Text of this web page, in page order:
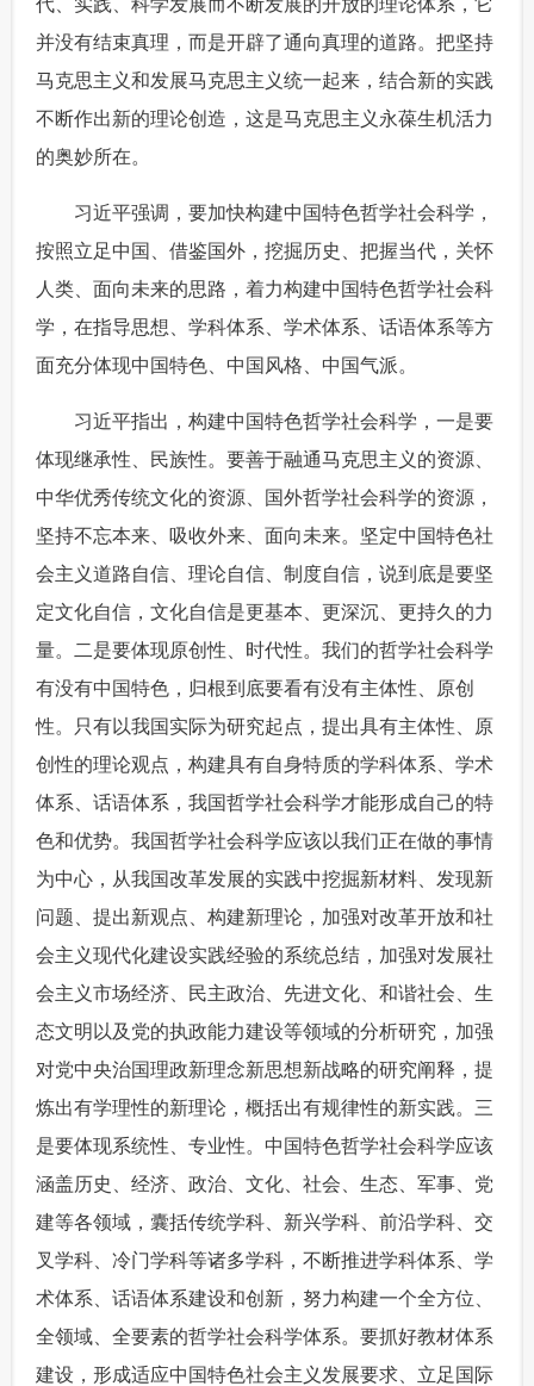
代、实践、科学发展而不断发展的开放的理论体系，它
并没有结束真理，而是开辟了通向真理的道路。把坚持
马克思主义和发展马克思主义统一起来，结合新的实践
不断作出新的理论创造，这是马克思主义永葆生机活力
的奥妙所在。
习近平强调，要加快构建中国特色哲学社会科学，
按照立足中国、借鉴国外，挖掘历史、把握当代，关怀
人类、面向未来的思路，着力构建中国特色哲学社会科
学，在指导思想、学科体系、学术体系、话语体系等方
面充分体现中国特色、中国风格、中国气派。
习近平指出，构建中国特色哲学社会科学，一是要
体现继承性、民族性。要善于融通马克思主义的资源、
中华优秀传统文化的资源、国外哲学社会科学的资源，
坚持不忘本来、吸收外来、面向未来。坚定中国特色社
会主义道路自信、理论自信、制度自信，说到底是要坚
定文化自信，文化自信是更基本、更深沉、更持久的力
量。二是要体现原创性、时代性。我们的哲学社会科学
有没有中国特色，归根到底要看有没有主体性、原创
性。只有以我国实际为研究起点，提出具有主体性、原
创性的理论观点，构建具有自身特质的学科体系、学术
体系、话语体系，我国哲学社会科学才能形成自己的特
色和优势。我国哲学社会科学应该以我们正在做的事情
为中心，从我国改革发展的实践中挖掘新材料、发现新
问题、提出新观点、构建新理论，加强对改革开放和社
会主义现代化建设实践经验的系统总结，加强对发展社
会主义市场经济、民主政治、先进文化、和谐社会、生
态文明以及党的执政能力建设等领域的分析研究，加强
对党中央治国理政新理念新思想新战略的研究阐释，提
炼出有学理性的新理论，概括出有规律性的新实践。三
是要体现系统性、专业性。中国特色哲学社会科学应该
涵盖历史、经济、政治、文化、社会、生态、军事、党
建等各领域，囊括传统学科、新兴学科、前沿学科、交
叉学科、冷门学科等诸多学科，不断推进学科体系、学
术体系、话语体系建设和创新，努力构建一个全方位、
全领域、全要素的哲学社会科学体系。要抓好教材体系
建设，形成适应中国特色社会主义发展要求、立足国际